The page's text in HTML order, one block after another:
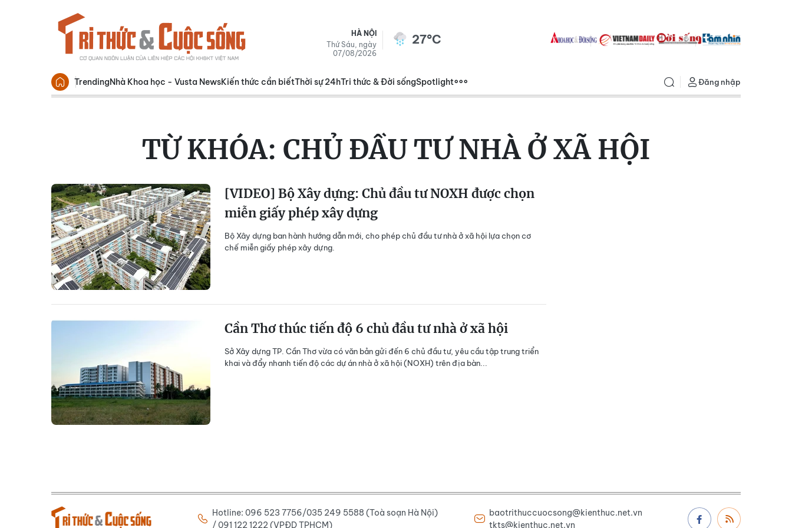
HÀ NỘI
Thứ Sáu, ngày
07/08/2026
27°C
TrendingNhà Khoa học - Vusta NewsKiến thức cần biếtThời sự 24hTri thức & Đời sốngSpotlight Đăng nhập
TỪ KHÓA: CHỦ ĐẦU TƯ NHÀ Ở XÃ HỘI
[VIDEO] Bộ Xây dựng: Chủ đầu tư NOXH được chọn
miễn giấy phép xây dựng
Bộ Xây dựng ban hành hướng dẫn mới, cho phép chủ đầu tư nhà ở xã hội lựa chọn cơ
chế miễn giấy phép xây dựng.
Cần Thơ thúc tiến độ 6 chủ đầu tư nhà ở xã hội
Sở Xây dựng TP. Cần Thơ vừa có văn bản gửi đến 6 chủ đầu tư, yêu cầu tập trung triển
khai và đẩy nhanh tiến độ các dự án nhà ở xã hội (NOXH) trên địa bàn...
Hotline: 096 523 7756/035 249 5588 (Toà soạn Hà Nội)
/ 091 122 1222 (VPĐD TPHCM)
baotrithuccuocsong@kienthuc.net.vn
tkts@kienthuc.net.vn